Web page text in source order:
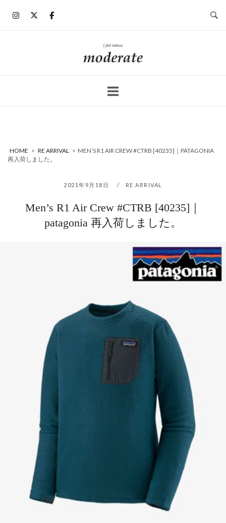
ホ
ー
HOME > RE ARRIVAL > MEN’S R1 AIR CREW #CTRB [40235]｜PATAGONIA
再入荷しました。
2021年9月18日 RE ARRIVAL
Men’s R1 Air Crew #CTRB [40235]｜
patagonia 再入荷しました。